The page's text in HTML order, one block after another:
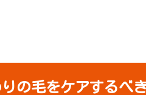
の毛をケアするべ